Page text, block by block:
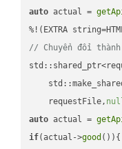
auto actual =
// Chuyển đổi thành
    requestFile,
auto actual =
if(actual->good ()){